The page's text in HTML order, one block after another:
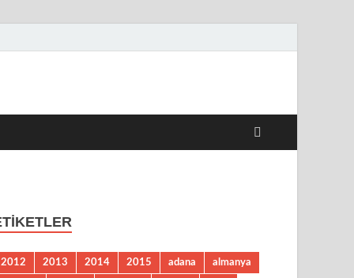
Kobi Haberleri
2012 2013 2014 2015 adana
almanya